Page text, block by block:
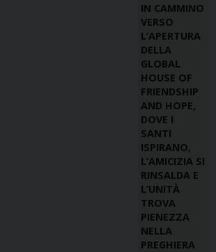
IN CAMMINO
VERSO
L’APERTURA
DELLA
GLOBAL
HOUSE OF
FRIENDSHIP
AND HOPE,
DOVE I
SANTI
ISPIRANO,
L’AMICIZIA SI
RINSALDA E
L’UNITÀ
TROVA
PIENEZZA
NELLA
PREGHIERA